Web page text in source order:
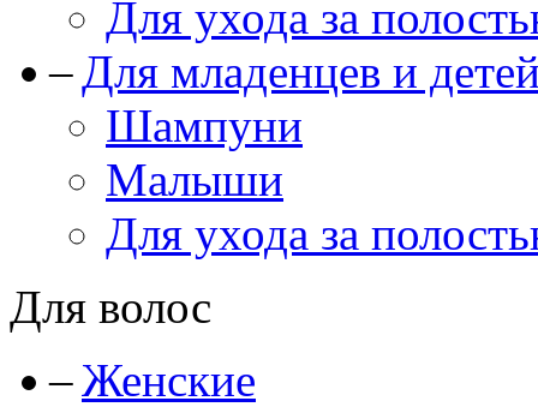
Для ухода за
Для младенцев и
Шампуни
Малыши
Для ухода за
Для волос
Женские